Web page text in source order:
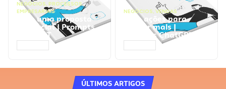
NEGÓCIOS, PROCESSOS
EMPRESARIAIS
Faça uma proposta
comercial | Prompts
ChatGPT
NEGÓCIOS, VENDAS
Faça ações para
vender mais |
Prompts ChatGPT
ÚLTIMOS ARTIGOS